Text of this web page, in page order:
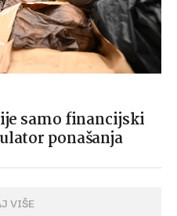
samo financijski
ponašanja
VIŠE